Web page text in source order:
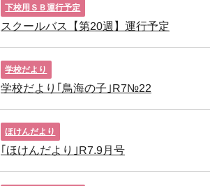
下校用ＳＢ運行予定
スクールバス【第20週】運行予定
学校だより
学校だより｢鳥海の子｣R7№22
ほけんだより
｢ほけんだより｣R7.9月号